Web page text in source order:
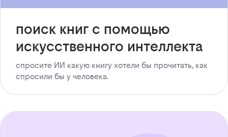
поиск книг с помощью
искусственного интеллекта
спросите ИИ какую книгу хотели бы прочитать, как
спросили бы у человека.